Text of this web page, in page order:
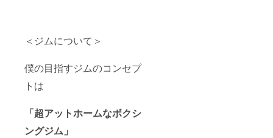
＜ジムについて＞
僕の目指すジムのコンセプ
トは
「超アットホームなボクシ
ングジム」